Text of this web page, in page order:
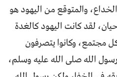
والمتوقع من اليهود هو
لقد كانت اليهود كالغدة
مجتمع، وكانوا يتصرفون
الله صلى الله عليه وسلم،